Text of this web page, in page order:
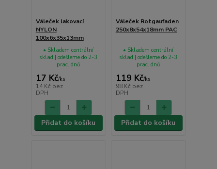
Váleček lakovací
NYLON
100x6x35x13mm
17 Kč/ks
14 Kč bez
DPH
• Skladem centrální
sklad | odešleme do 2-3
prac. dnů
Přidat do košíku
Váleček Rotgaufaden
250x8x54x18mm PAC
119 Kč/ks
98 Kč bez
DPH
• Skladem centrální
sklad | odešleme do 2-3
prac. dnů
Přidat do košíku